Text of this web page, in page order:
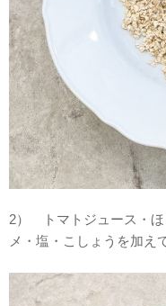
2） トマトジュース・ほ
メ・塩・こしょうを加え